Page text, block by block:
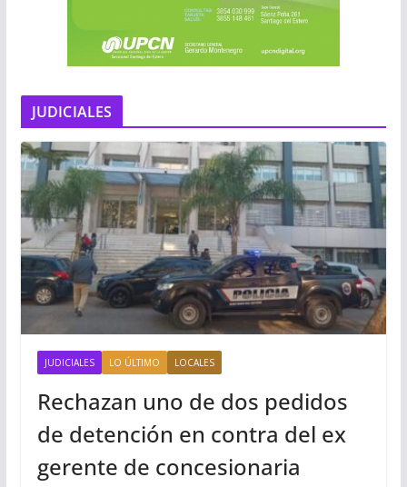
JUDICIALES
JUDICIALES LO ÚLTIMO LOCALES
Rechazan uno de dos pedidos
de detención en contra del ex
gerente de concesionaria